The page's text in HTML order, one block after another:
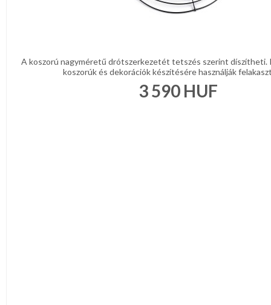
A koszorú nagyméretű drótszerkezetét tetszés szerint díszítheti.
koszorúk és dekorációk készítésére használják
3 590 HUF